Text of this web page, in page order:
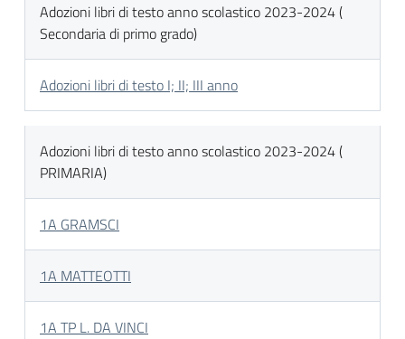
Adozioni libri di testo anno scolastico 2023-2024 (
Secondaria di primo grado)
Adozioni libri di testo I; II; III anno
Adozioni libri di testo anno scolastico 2023-2024 (
PRIMARIA)
1A GRAMSCI
1A MATTEOTTI
1A TP L. DA VINCI